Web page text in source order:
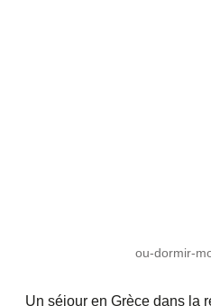
ou-dormir-
Un séjour en Grèce dans la